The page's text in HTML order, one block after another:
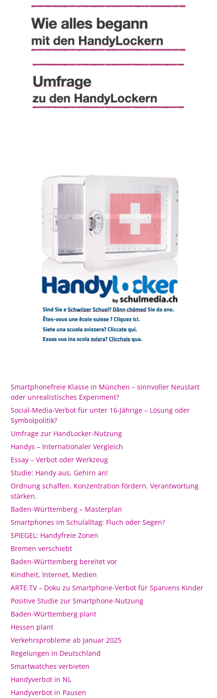
Smartphonefreie Klasse in München – sinnvoller Neustart
oder unrealistisches Experiment?
Social-Media-Verbot für unter 16-Jährige – Lösung oder
Symbolpolitik?
Umfrage zur HandLocker-Nutzung
Handys – Internationaler Vergleich
Essay – Verbot oder Werkzeug
Studie: Handy aus, Gehirn an!
Ordnung schaffen. Konzentration fördern. Verantwortung
stärken.
Baden-Württemberg – Masterplan
Smartphones im Schulalltag: Fluch oder Segen?
SPIEGEL: Handyfreie Zonen
Bremen verschiebt
Baden-Württemberg bereitet vor
Kindheit, Internet, Medien
ARTE.TV – Doku zu Smartphone-Verbot für Spaniens Kinder
Positive Studie zur Smartphone-Nutzung
Baden-Württemberg plant
Hessen plant
Verkehrsprobleme ab Januar 2025
Regelungen in Deutschland
Smartwatches verbieten
Handyverbot in NL
Handyverbot in Pausen